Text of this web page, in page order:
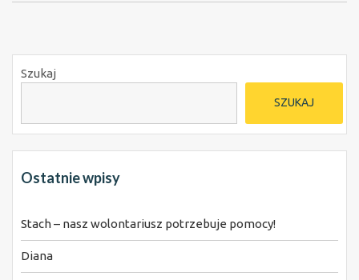
Szukaj
SZUKAJ
Ostatnie wpisy
Stach – nasz wolontariusz potrzebuje pomocy!
Diana